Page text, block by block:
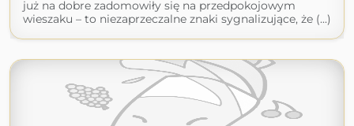
już na dobre zadomowiły się na przedpokojowym
wieszaku – to niezaprzeczalne znaki sygnalizujące, że (...)